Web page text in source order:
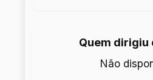
Quem dirigiu
Não